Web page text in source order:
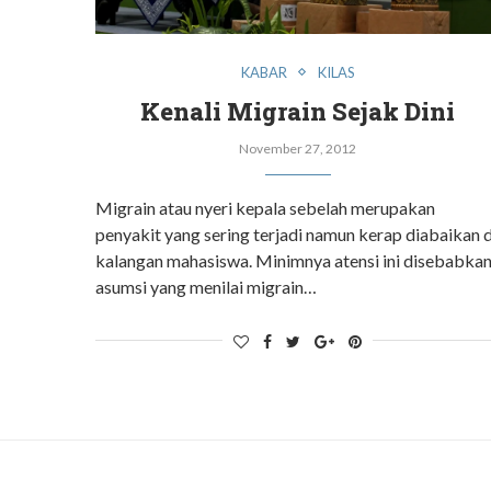
KABAR KILAS
Kenali Migrain Sejak Dini
November 27, 2012
Migrain atau nyeri kepala sebelah merupakan
penyakit yang sering terjadi namun kerap diabaikan
kalangan mahasiswa. Minimnya atensi ini disebabkan
asumsi yang menilai migrain…